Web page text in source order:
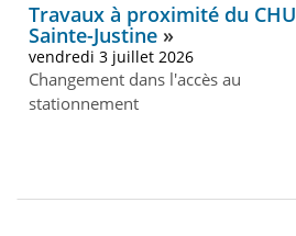
Travaux à proximité du CHU
Sainte-Justine
vendredi 3 juillet 2026
Changement dans l'accès au
stationnement